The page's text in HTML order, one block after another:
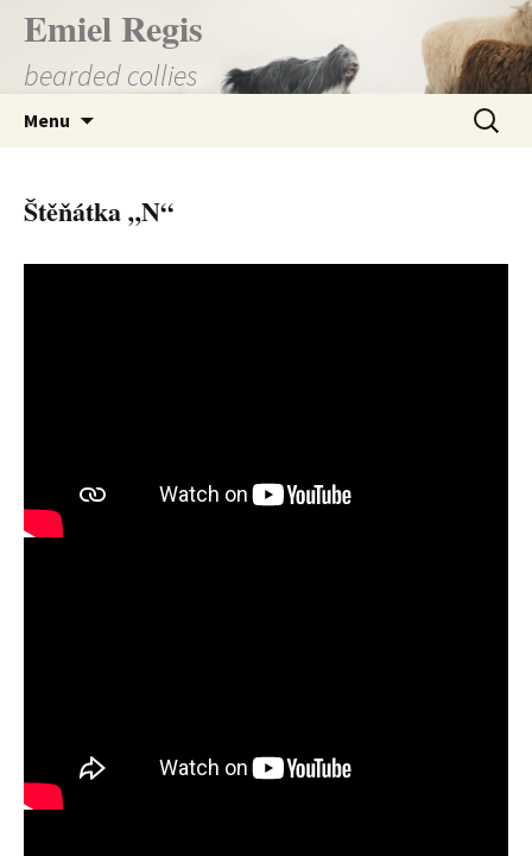
Přejít
obsahu
Emiel Regis
bearded collies
Menu
Štěňátka „N“